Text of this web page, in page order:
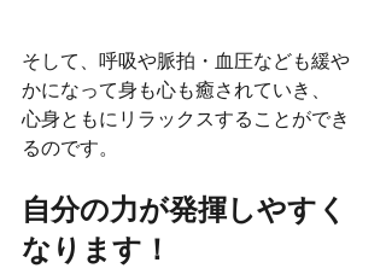
そして、呼吸や脈拍・血圧なども緩や
かになって身も心も癒されていき、
心身ともにリラックスすることができ
るのです。
自分の力が発揮しやすく
なります！